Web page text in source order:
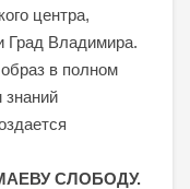
центра,
Град Владимира.
в полном
СЛОБОДУ.